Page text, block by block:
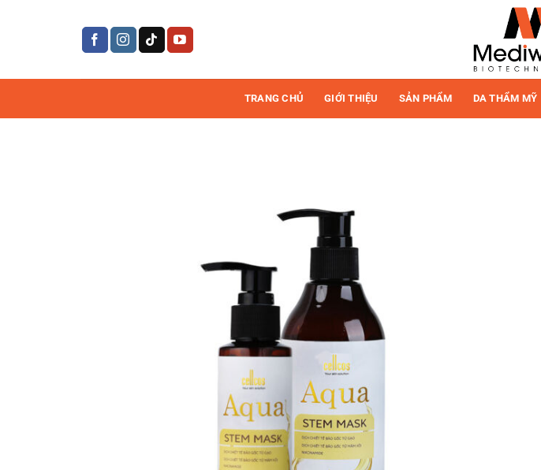
TRANG CHỦ GIỚI THIỆU SẢN PHẨM DA THẨM MỸ